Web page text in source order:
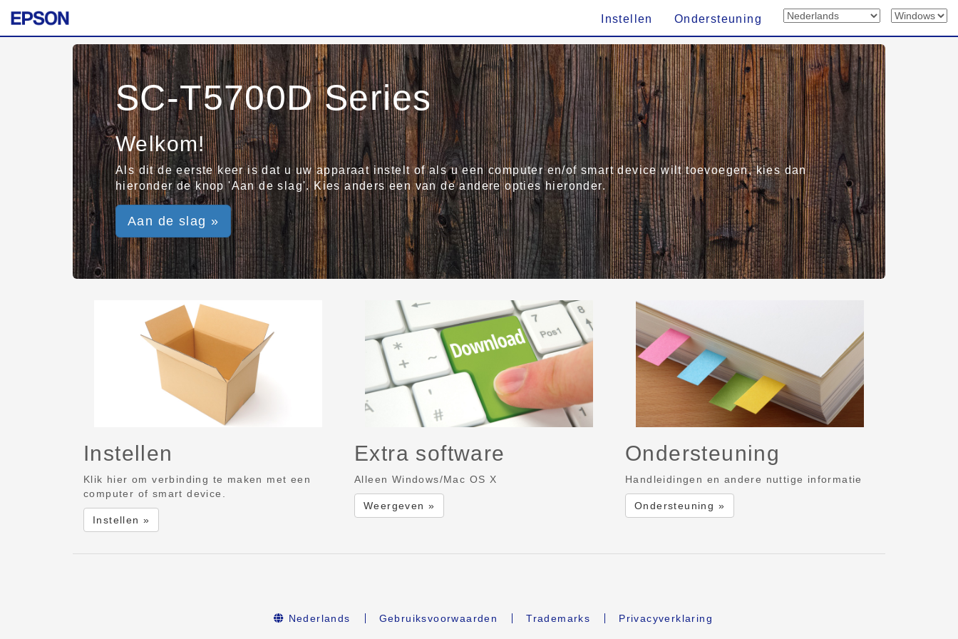
Instellen Ondersteuning
SC-T5700D Series
Welkom!
Als dit de eerste keer is dat u uw apparaat instelt of als u een computer en/of smart device wilt toevoegen, kies dan
hieronder de knop 'Aan de slag'. Kies anders een van de andere opties hieronder.
Aan de slag »
Instellen
Klik hier om verbinding te maken met een
computer of smart device.
Instellen »
Extra software
Alleen Windows/Mac OS X
Weergeven »
Ondersteuning
Handleidingen en andere nuttige informatie
Ondersteuning »
Nederlands Gebruiksvoorwaarden Trademarks Privacyverklaring